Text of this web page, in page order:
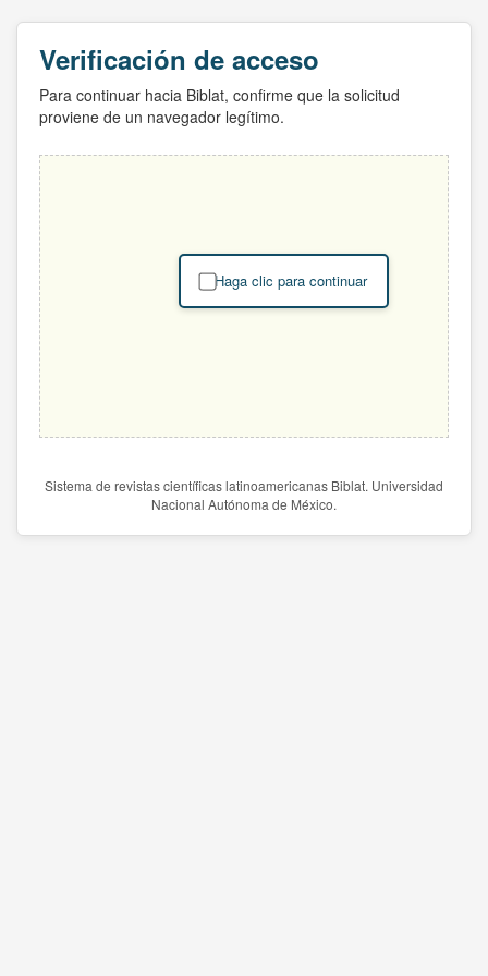
Verificación de acceso
Para continuar hacia Biblat, confirme que la solicitud
proviene de un navegador legítimo.
Haga clic para continuar
Sistema de revistas científicas latinoamericanas Biblat. Universidad
Nacional Autónoma de México.